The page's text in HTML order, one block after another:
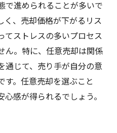
で進められることが多いで
く、売却価格が下がるリス
てストレスの多いプロセス
ん。特に、任意売却は関係
通じて、売り手が自分の意
す。任意売却を選ぶこと
感が得られるでしょう。